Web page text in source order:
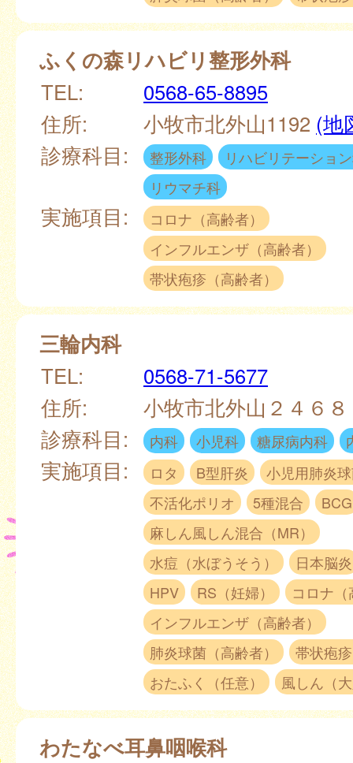
ふくの森リハビリ整形外科
TEL:
0568-65-8895
住所:
小牧市北外山1192 (地
診療科目:
整形外科
リハビリテーショ
リウマチ科
実施項目:
コロナ（高齢者）
インフルエンザ（高齢者）
帯状疱疹（高齢者）
三輪内科
TEL:
0568-71-5677
住所:
小牧市北外山２４６
診療科目:
内科 小児科 糖尿病内科
実施項目: ロタ B型肝炎
小児用肺炎
不活化ポリオ
5種混合
BCG
麻しん風しん混合（MR）
水痘（水ぼうそう）
日本脳炎
HPV
RS（妊婦）
コロナ
インフルエンザ（高齢者）
肺炎球菌（高齢者）
帯状疱
おたふく（任意）
風しん（
わたなべ耳鼻咽喉科